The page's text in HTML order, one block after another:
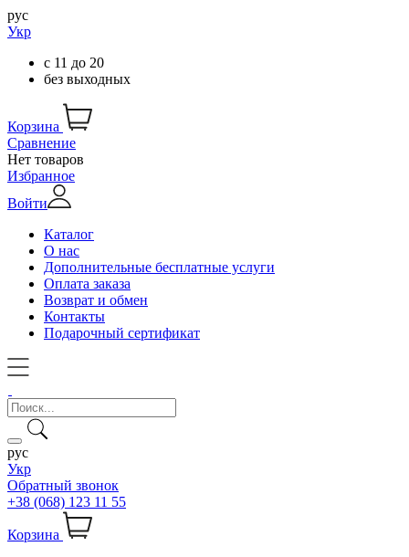
рус
Укр
с 11 до 20
без выходных
Корзина
Сравнение
Нет товаров
Избранное
Войти
Каталог
О нас
Дополнительные бесплатные услуги
Оплата заказа
Возврат и обмен
Контакты
Подарочный сертификат
рус
Укр
Обратный звонок
+38 (068) 123 11 55
Корзина